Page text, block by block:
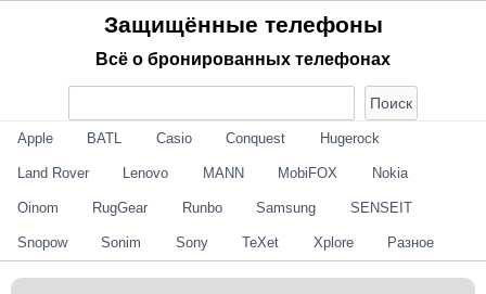
Защищённые телефоны
Всё о бронированных телефонах
Не найден (-а, -о)
Apple BATL Casio Conquest Hugerock
Land Rover Lenovo MANN MobiFOX Nokia
Oinom RugGear Runbo Samsung SENSEIT
Snopow Sonim Sony TeXet Xplore Разное